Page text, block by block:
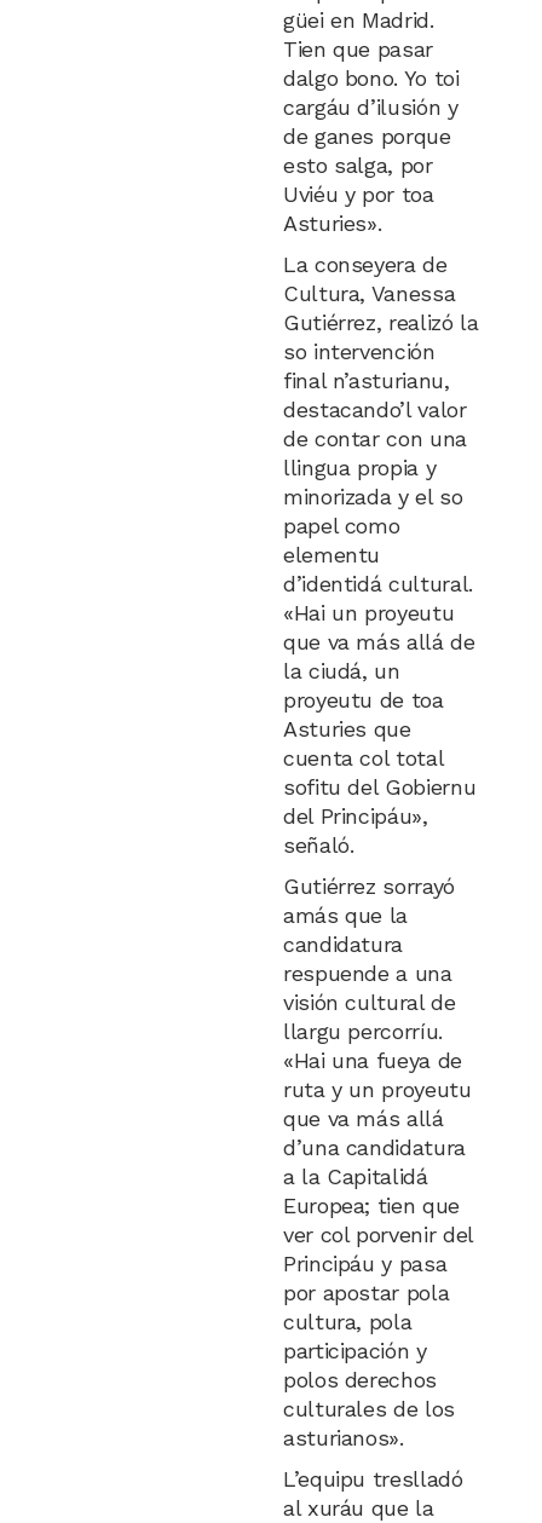
güei en Madrid.
Tien que pasar
dalgo bono. Yo toi
cargáu d’ilusión y
de ganes porque
esto salga, por
Uviéu y por toa
Asturies».
La conseyera de
Cultura, Vanessa
Gutiérrez, realizó la
so intervención
final n’asturianu,
destacando’l valor
de contar con una
llingua propia y
minorizada y el so
papel como
elementu
d’identidá cultural.
«Hai un proyeutu
que va más allá de
la ciudá, un
proyeutu de toa
Asturies que
cuenta col total
sofitu del Gobiernu
del Principáu»,
señaló.
Gutiérrez sorrayó
amás que la
candidatura
respuende a una
visión cultural de
llargu percorríu.
«Hai una fueya de
ruta y un proyeutu
que va más allá
d’una candidatura
a la Capitalidá
Europea; tien que
ver col porvenir del
Principáu y pasa
por apostar pola
cultura, pola
participación y
polos derechos
culturales de los
asturianos».
L’equipu treslladó
al xuráu que la